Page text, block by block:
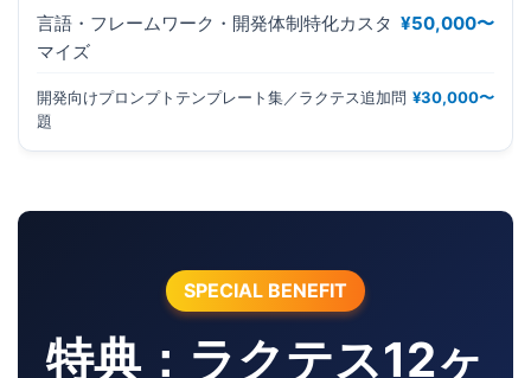
言語・フレームワーク・開発体制特化カスタ
マイズ
¥50,000〜
開発向けプロンプトテンプレート集／ラクテス追加問
題
¥30,000〜
SPECIAL BENEFIT
特典：ラクテス12ヶ